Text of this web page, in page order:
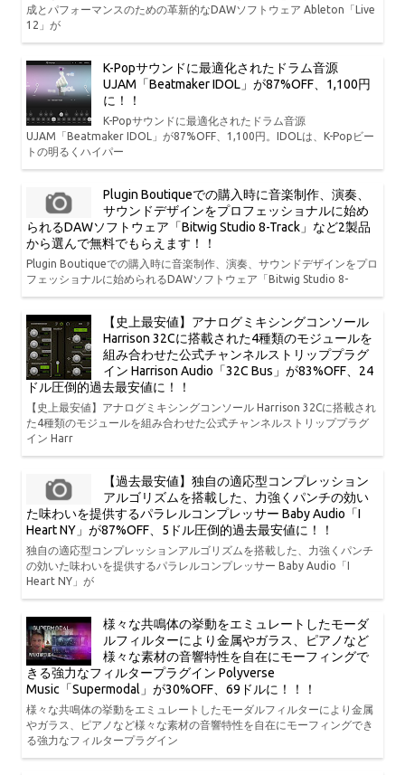
成とパフォーマンスのための革新的なDAWソフトウェア Ableton「Live
12」が
K-Popサウンドに最適化されたドラム音源
UJAM「Beatmaker IDOL」が87%OFF、1,100円
に！！
K-Popサウンドに最適化されたドラム音源
UJAM「Beatmaker IDOL」が87%OFF、1,100円。IDOLは、K-Popビー
トの明るくハイパー
Plugin Boutiqueでの購入時に音楽制作、演奏、
サウンドデザインをプロフェッショナルに始め
られるDAWソフトウェア「Bitwig Studio 8-Track」など2製品
から選んで無料でもらえます！！
Plugin Boutiqueでの購入時に音楽制作、演奏、サウンドデザインをプロ
フェッショナルに始められるDAWソフトウェア「Bitwig Studio 8-
【史上最安値】アナログミキシングコンソール
Harrison 32Cに搭載された4種類のモジュールを
組み合わせた公式チャンネルストリッププラグ
イン Harrison Audio「32C Bus」が83%OFF、24
ドル圧倒的過去最安値に！！
【史上最安値】アナログミキシングコンソール Harrison 32Cに搭載され
た4種類のモジュールを組み合わせた公式チャンネルストリッププラグ
イン Harr
【過去最安値】独自の適応型コンプレッション
アルゴリズムを搭載した、力強くパンチの効い
た味わいを提供するパラレルコンプレッサー Baby Audio「I
Heart NY」が87%OFF、5ドル圧倒的過去最安値に！！
独自の適応型コンプレッションアルゴリズムを搭載した、力強くパンチ
の効いた味わいを提供するパラレルコンプレッサー Baby Audio「I
Heart NY」が
様々な共鳴体の挙動をエミュレートしたモーダ
ルフィルターにより金属やガラス、ピアノなど
様々な素材の音響特性を自在にモーフィングで
きる強力なフィルタープラグイン Polyverse
Music「Supermodal」が30%OFF、69ドルに！！！
様々な共鳴体の挙動をエミュレートしたモーダルフィルターにより金属
やガラス、ピアノなど様々な素材の音響特性を自在にモーフィングでき
る強力なフィルタープラグイン